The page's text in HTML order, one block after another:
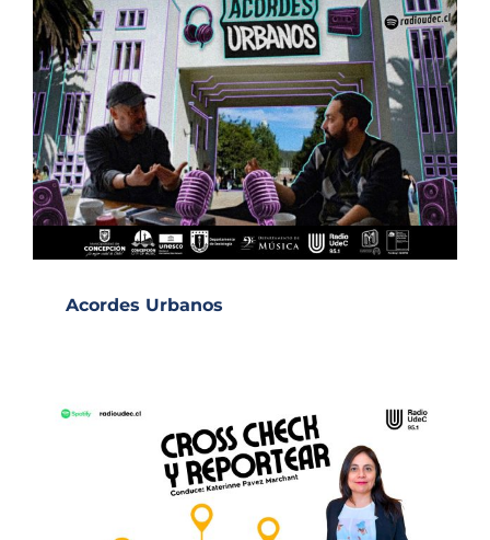
Acordes Urbanos